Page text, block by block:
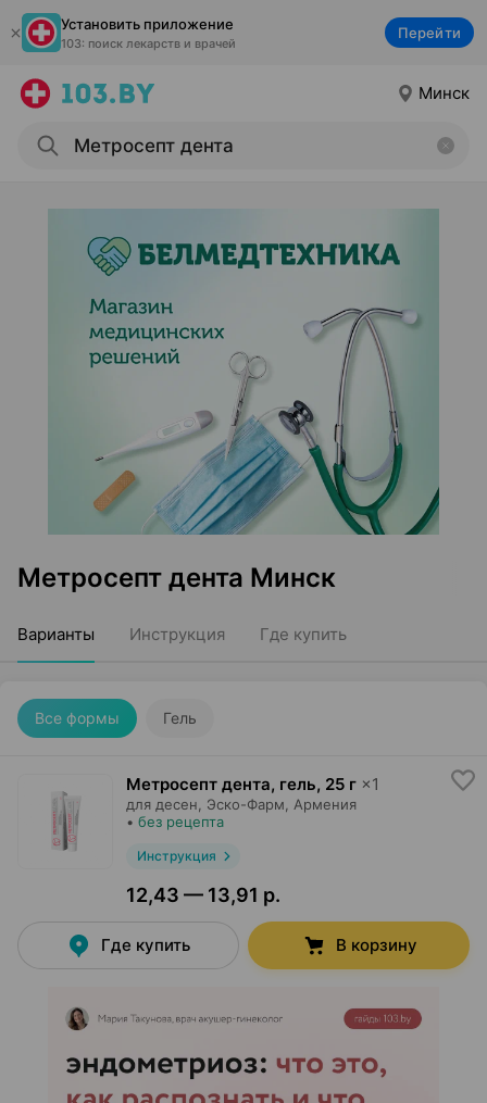
Установить приложение
103: поиск лекарств и врачей
Перейти
Минск
Метросепт дента Минск
Варианты Инструкция Где купить
Все формы Гель
Метросепт дента, гель, 25 г ×1
для десен, Эско-Фарм , Армения
• без рецепта
Инструкция
12,43 — 13,91 р.
Где купить В корзину